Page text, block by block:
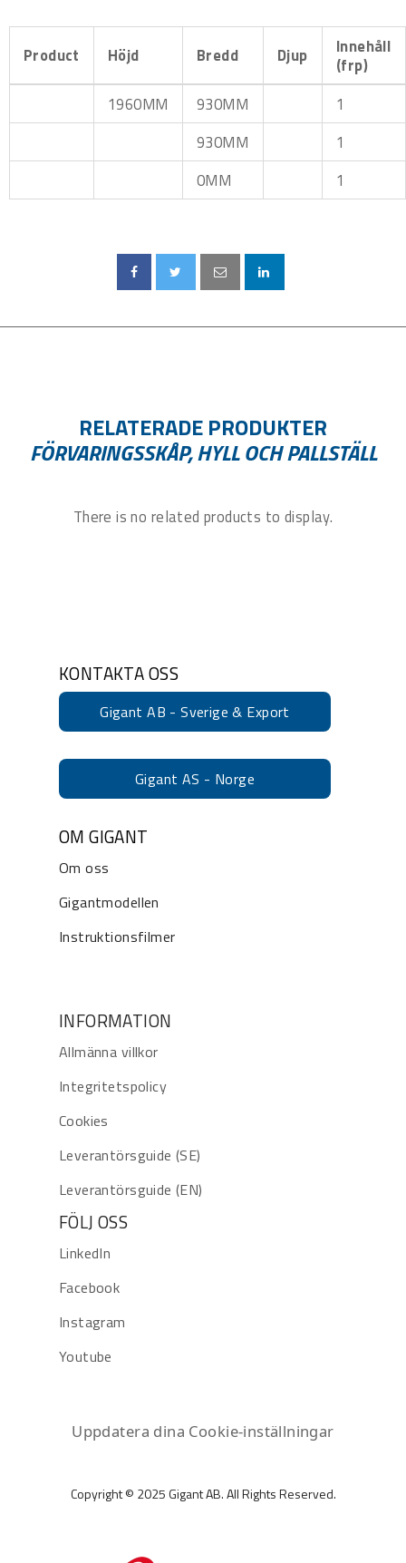
Product Höjd Bredd Djup
Innehåll
(frp)
1960MM
930MM
1
930MM
1
0MM
1
RELATERADE PRODUKTER
FÖRVARINGSSKÅP, HYLL OCH PALLSTÄLL
There is no related products to display.
KONTAKTA OSS
Gigant AB - Sverige & Export
Gigant AS - Norge
OM GIGANT
Om oss
Gigantmodellen
Instruktionsfilmer
INFORMATION
Allmänna villkor
Integritetspolicy
Cookies
Leverantörsguide (SE)
Leverantörsguide (EN)
FÖLJ OSS
LinkedIn
Facebook
Instagram
Youtube
Uppdatera dina Cookie-inställningar
Copyright © 2025 Gigant AB. All Rights Reserved.